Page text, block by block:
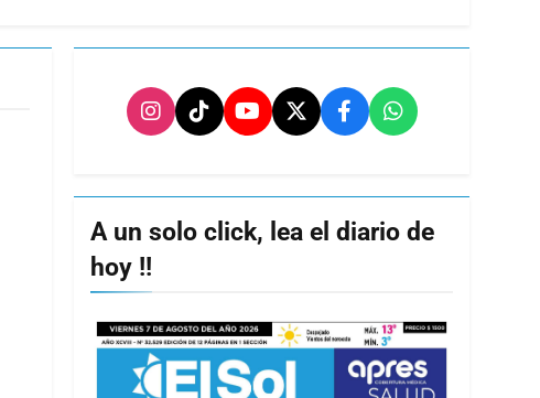
A un solo click, lea el diario de
hoy !!